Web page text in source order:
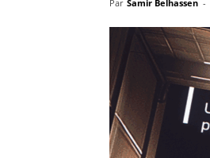
Par Samir Belhassen -